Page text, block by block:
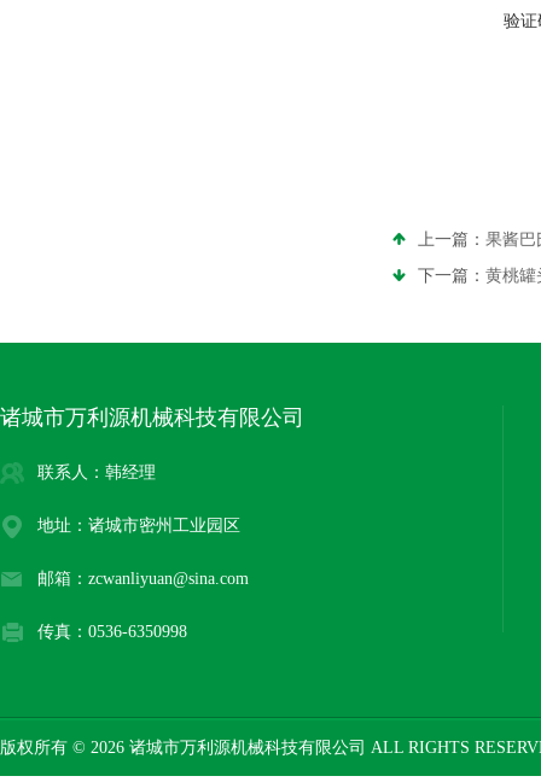
验证
上一篇： 果酱巴
下一篇： 黄桃罐
诸城市万利源机械科技有限公司
联系人：韩经理
地址：诸城市密州工业园区
邮箱：zcwanliyuan@sina.com
传真：0536-6350998
版权所有 © 2026 诸城市万利源机械科技有限公司 ALL RIGHTS